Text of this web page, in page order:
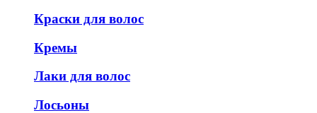
Краски для волос
Кремы
Лаки для волос
Лосьоны